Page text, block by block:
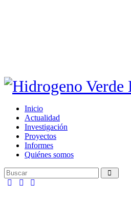
Inicio
Actualidad
Investigación
Proyectos
Informes
Quiénes somos